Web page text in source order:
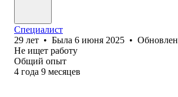
Специалист
29 лет • Была 6 июня 2025 •
Не ищет работу
Общий опыт
4 года 9 месяцев